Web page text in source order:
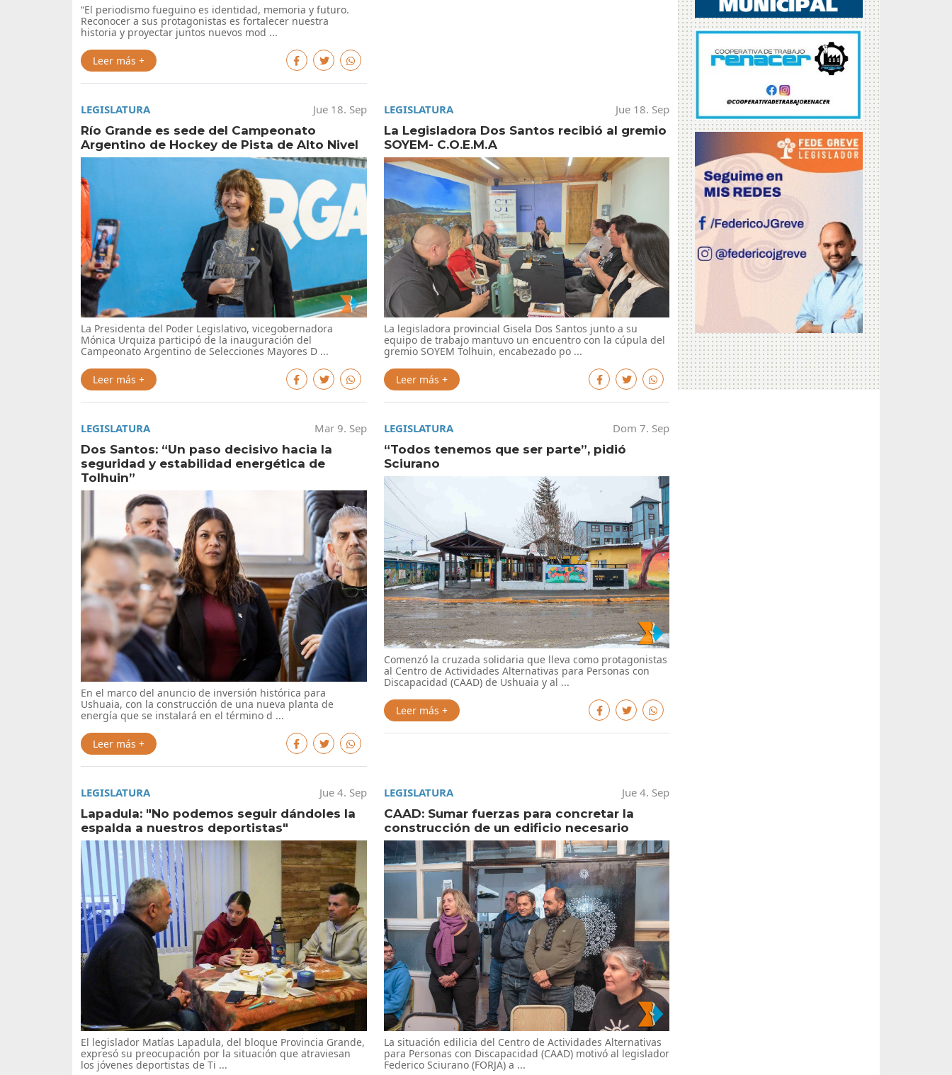
“El periodismo fueguino es identidad, memoria y futuro.
Reconocer a sus protagonistas es fortalecer nuestra
historia y proyectar juntos nuevos mod ...
Leer más +
LEGISLATURA
Jue 18. Sep
Río Grande es sede del Campeonato
Argentino de Hockey de Pista de Alto Nivel
La Presidenta del Poder Legislativo, vicegobernadora
Mónica Urquiza participó de la inauguración del
Campeonato Argentino de Selecciones Mayores D ...
Leer más +
LEGISLATURA
Jue 18. Sep
La Legisladora Dos Santos recibió al gremio
SOYEM- C.O.E.M.A
La legisladora provincial Gisela Dos Santos junto a su
equipo de trabajo mantuvo un encuentro con la cúpula del
gremio SOYEM Tolhuin, encabezado po ...
Leer más +
LEGISLATURA
Mar 9. Sep
Dos Santos: “Un paso decisivo hacia la
seguridad y estabilidad energética de
Tolhuin”
En el marco del anuncio de inversión histórica para
Ushuaia, con la construcción de una nueva planta de
energía que se instalará en el término d ...
Leer más +
LEGISLATURA
Dom 7. Sep
“Todos tenemos que ser parte”, pidió
Sciurano
Comenzó la cruzada solidaria que lleva como protagonistas
al Centro de Actividades Alternativas para Personas con
Discapacidad (CAAD) de Ushuaia y al ...
Leer más +
LEGISLATURA
Jue 4. Sep
Lapadula: "No podemos seguir dándoles la
espalda a nuestros deportistas"
El legislador Matías Lapadula, del bloque Provincia Grande,
expresó su preocupación por la situación que atraviesan
los jóvenes deportistas de Ti ...
LEGISLATURA
Jue 4. Sep
CAAD: Sumar fuerzas para concretar la
construcción de un edificio necesario
La situación edilicia del Centro de Actividades Alternativas
para Personas con Discapacidad (CAAD) motivó al legislador
Federico Sciurano (FORJA) a ...